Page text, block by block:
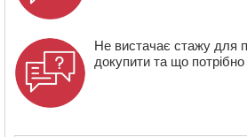
Не вистачає стажу для
докупити та що потрібно